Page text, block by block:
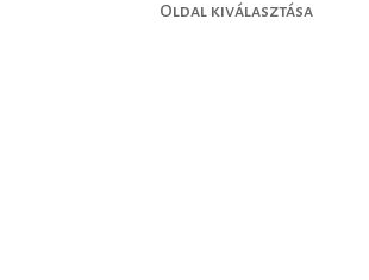
Oldal kiválasztása